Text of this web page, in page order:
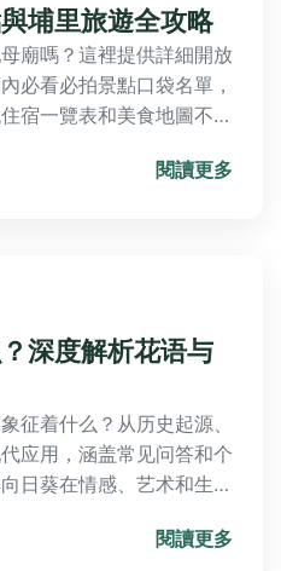
埔里旅遊全攻略
廟嗎？這裡提供詳細開放
必看必拍景點口袋名單，
宿一覽表和美食地圖不吃
閱讀更多
深度解析花语与
征着什么？从历史起源、
应用，涵盖常见问答和个
日葵在情感、艺术和生活
閱讀更多